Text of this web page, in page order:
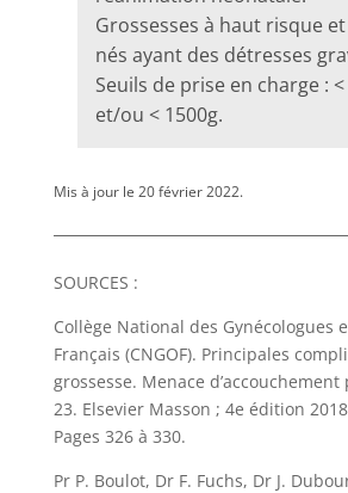
Grossesses à haut risque
nés ayant des détresses
Seuils de prise en charge : <
et/ou < 1500g.
Mis à jour le 20 février 2022.
SOURCES :
Collège National des Gynécologues
Français (CNGOF). Principales
grossesse. Menace
23. Elsevier Masson ; 4e édition
Pages 326 à 330.
Pr P. Boulot, Dr F. Fuchs, Dr J.